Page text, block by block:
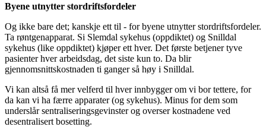
Byene utnytter stordriftsfordeler
Og ikke bare det; kanskje ett til - for byene utnytter stordriftsfordeler.
Ta røntgenapparat. Si Slemdal sykehus (oppdiktet) og Snilldal
sykehus (like oppdiktet) kjøper ett hver. Det første betjener tyve
pasienter hver arbeidsdag, det siste kun to. Da blir
gjennomsnittskostnaden ti ganger så høy i Snilldal.
Vi kan altså få mer velferd til hver innbygger om vi bor tettere, for
da kan vi ha færre apparater (og sykehus). Minus for dem som
underslår sentraliseringsgevinster og overser kostnadene ved
desentralisert bosetting.